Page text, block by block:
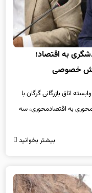
به اقتصاد؛
بخش خصوصی
اتاق بازرگانی گرگان با
به اقتصادمحوری، سه
بیشتر بخوانید